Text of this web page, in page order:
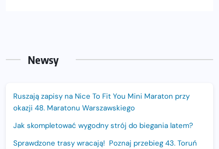
Newsy
Ruszają zapisy na Nice To Fit You Mini Maraton przy
okazji 48. Maratonu Warszawskiego
Jak skompletować wygodny strój do biegania latem?
Sprawdzone trasy wracają! Poznaj przebieg 43. Toruń